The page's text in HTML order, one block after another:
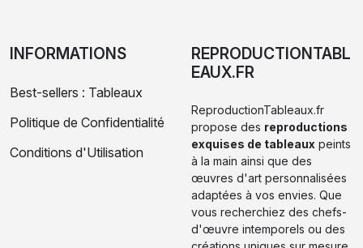
INFORMATIONS
Best-sellers : Tableaux
Politique de Confidentialité
Conditions d'Utilisation
REPRODUCTIONTABL
EAUX.FR
ReproductionTableaux.fr
propose des reproductions
exquises de tableaux peints
à la main ainsi que des
œuvres d'art personnalisées
adaptées à vos envies. Que
vous recherchiez des chefs-
d'œuvre intemporels ou des